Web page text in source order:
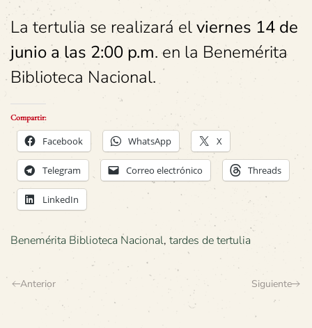
La tertulia se realizará elviernes 14 de
junio a las 2:00 p.m. en la Benemérita
Biblioteca Nacional.
Compartir:
Facebook WhatsApp X
Telegram Correo electrónico Threads
LinkedIn
Benemérita Biblioteca Nacional, tardes de tertulia
Anterior Siguiente